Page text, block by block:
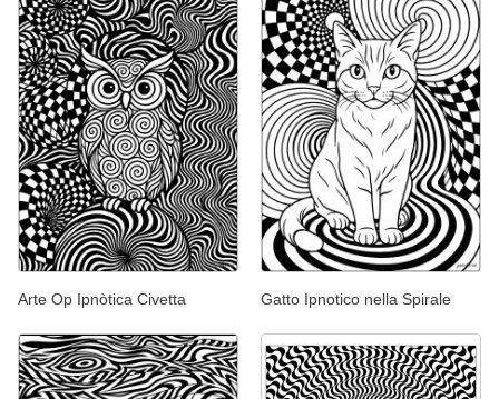
Arte Op Ipnòtica Civetta Gatto Ipnotico nella Spirale